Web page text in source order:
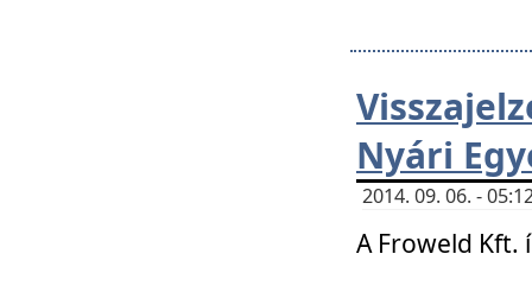
Nyári
2014. 09. 06. -
A Froweld